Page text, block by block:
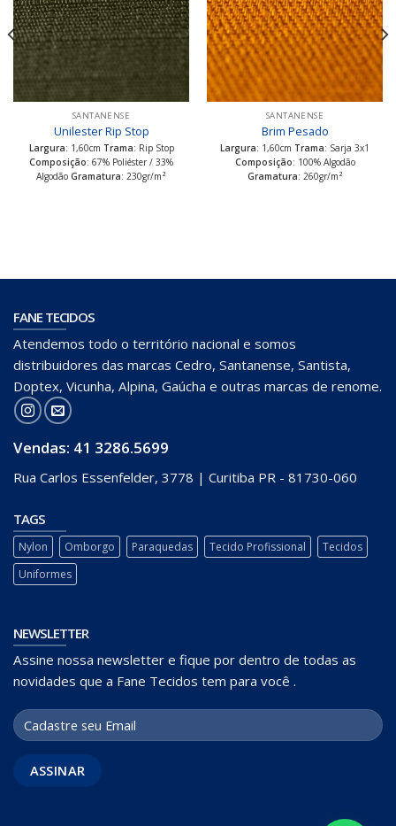
SANTANENSE
Unilester Rip Stop
Largura: 1,60cm Trama: Rip Stop
Composição: 67% Poliéster / 33%
Algodão Gramatura: 230gr/m²
SANTANENSE
Brim Pesado
Largura: 1,60cm Trama: Sarja 3x1
Composição: 100% Algodão
Gramatura: 260gr/m²
FANE TECIDOS
Atendemos todo o território nacional e somos
distribuidores das marcas Cedro, Santanense, Santista,
Doptex, Vicunha, Alpina, Gaúcha e outras marcas de renome.
Vendas: 41 3286.5699
Rua Carlos Essenfelder, 3778 | Curitiba PR - 81730-060
TAGS
Nylon Omborgo Paraquedas Tecido Profissional
Tecidos
Uniformes
NEWSLETTER
Assine nossa newsletter e fique por dentro de todas as
novidades que a Fane Tecidos tem para você .